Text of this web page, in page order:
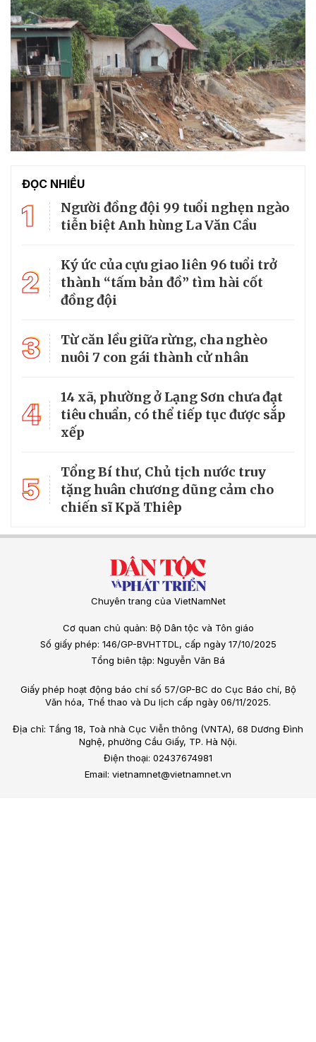
ĐỌC NHIỀU
1
Người đồng đội 99 tuổi nghẹn ngào
tiễn biệt Anh hùng La Văn Cầu
2
Ký ức của cựu giao liên 96 tuổi trở
thành “tấm bản đồ” tìm hài cốt
đồng đội
3
Từ căn lều giữa rừng, cha nghèo
nuôi 7 con gái thành cử nhân
4
14 xã, phường ở Lạng Sơn chưa đạt
tiêu chuẩn, có thể tiếp tục được sắp
xếp
5
Tổng Bí thư, Chủ tịch nước truy
tặng huân chương dũng cảm cho
chiến sĩ Kpă Thiêp
Chuyên trang của VietNamNet
Cơ quan chủ quản: Bộ Dân tộc và Tôn giáo
Số giấy phép: 146/GP-BVHTTDL, cấp ngày 17/10/2025
Tổng biên tập: Nguyễn Văn Bá
Giấy phép hoạt động báo chí số 57/GP-BC do Cục Báo chí, Bộ
Văn hóa, Thể thao và Du lịch cấp ngày 06/11/2025.
Địa chỉ: Tầng 18, Toà nhà Cục Viễn thông (VNTA), 68 Dương Đình
Nghệ, phường Cầu Giấy, TP. Hà Nội.
Điện thoại: 02437674981
Email: vietnamnet@vietnamnet.vn